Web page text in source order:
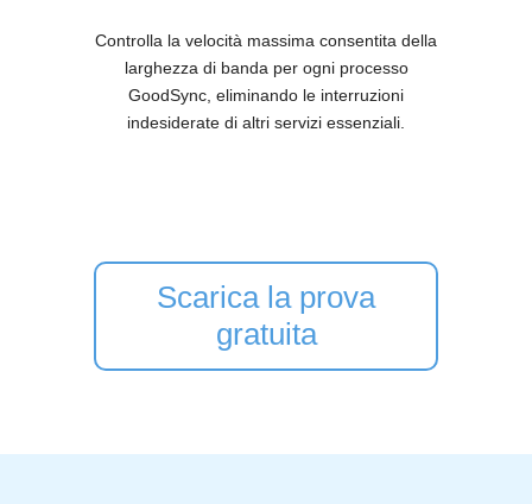
Controlla la velocità massima consentita della
larghezza di banda per ogni processo
GoodSync, eliminando le interruzioni
indesiderate di altri servizi essenziali.
Scarica la prova
gratuita